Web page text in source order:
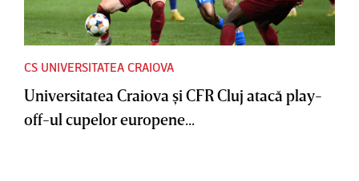
CS UNIVERSITATEA CRAIOVA
Universitatea Craiova şi CFR Cluj atacă play-
off-ul cupelor europene...